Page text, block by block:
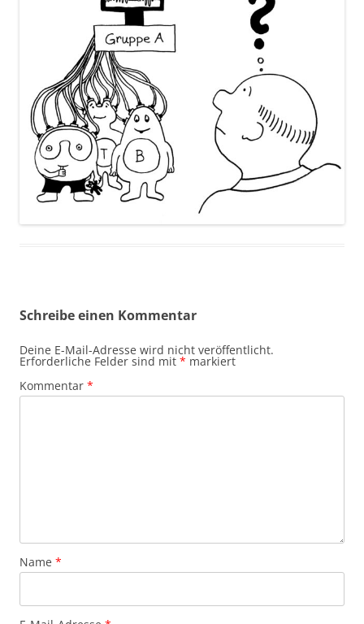
Schreibe einen Kommentar
Deine E-Mail-Adresse wird nicht veröffentlicht.
Erforderliche Felder sind mit * markiert
Kommentar *
Name *